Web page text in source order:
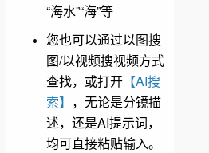
“海水”“海”等
您也可以通过以图搜
图/以视频搜视频方式
查找，或打开 【AI搜
索】 ，无论是分镜描
述，还是AI提示词，
均可直接粘贴输入。